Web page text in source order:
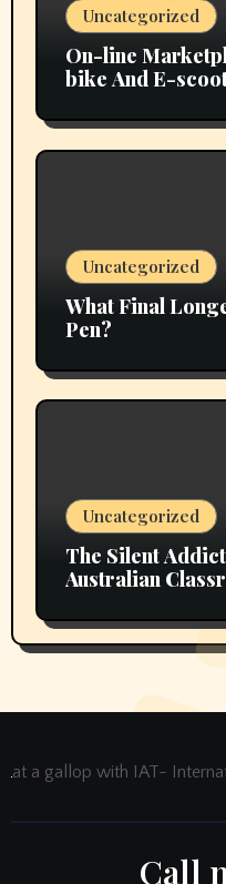
Uncategorized
On-line
bike And E-
Uncategorized
What Final
Pen?
Uncategorized
The Silent
Australian
at a gallop with IAT-
Call